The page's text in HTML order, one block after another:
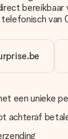
met 3
toch niet
je graag
met de
bereikbaar
van
een unieke
achteraf